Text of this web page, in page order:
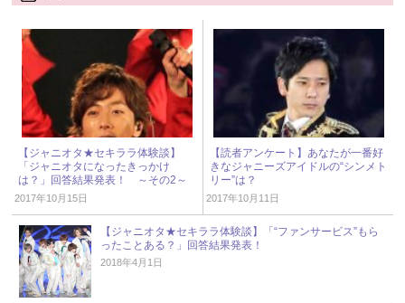
【ジャニオタ★セキララ体験談】
「ジャニオタになったきっかけ
は？」回答結果発表！ ～その2～
2017年10月15日
【読者アンケート】あなたが一番好
きなジャニーズアイドルの“シンメト
リー”は？
2017年10月11日
【ジャニオタ★セキララ体験談】「“ファンサービス”もら
ったことある？」回答結果発表！
2018年4月1日